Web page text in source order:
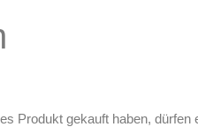
Produkt gekauft haben, dürfen